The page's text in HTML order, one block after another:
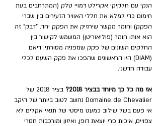
הנקי עם חלקיקי אקרילט דמויי טלק (המתרחבים בעת
חימום כדי למלא את חללי האוויר הזעירים בין שברי
הפקק) וחומר מקשר שיחזיק את הפקק יחד. "דבק" זה
הוא אותו חומר (פוליאוריטן) המשמש לקישור בין
החלקים השונים של פקק שמפניה מסורתי. דיאם
(DIAM) היו הראשונים שהפכו את פקק השעם לכלי
עבודה חדשני.
אז מה כל כך מיוחד בבציר 2018?
בציר 2018 של
Domaine de Chevalier נחשב לטוב ביותר של היקב
אי פעם בשל שילוב כמעט מיסטי של תנאי אקלים לא
צפויים, איכות פרי יוצאת דופן, ואיזון ומורכבות חסרי